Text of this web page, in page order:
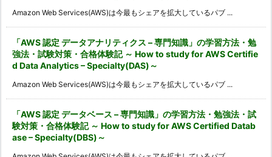
Amazon Web Services(AWS)は今最もシェアを拡大しているパブ ...
「AWS 認定 データアナリティクス – 専門知識」の学習方法・勉
強法・試験対策・合格体験記 ～ How to study for AWS Certifie
d Data Analytics – Specialty(DAS)～
Amazon Web Services(AWS)は今最もシェアを拡大しているパブ ...
「AWS 認定 データベース – 専門知識」の学習方法・勉強法・試
験対策・合格体験記 ～ How to study for AWS Certified Datab
ase – Specialty(DBS)～